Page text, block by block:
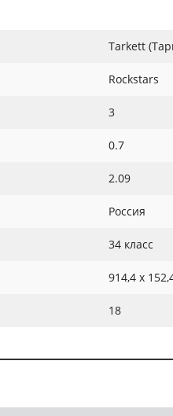
Tarkett
Rockstars
3
0.7
2.09
Россия
34 класс
914,4 x
18